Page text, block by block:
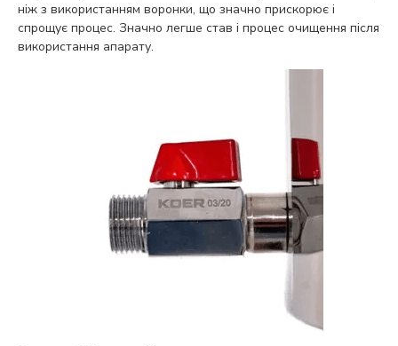
ніж з використанням воронки, що значно прискорює і
спрощує процес. Значно легше став і процес очищення після
використання апарату.